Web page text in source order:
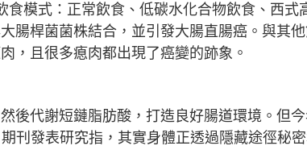
模式：正常飲食、低碳水化合物飲食、西式
腸桿菌菌株結合，並引發大腸直腸癌。與其
，且很多瘜肉都出現了癌變的跡象。
後代謝短鏈脂肪酸，打造良好腸道環境。但
期刊發表研究指，其實身體正透過隱藏途徑秘